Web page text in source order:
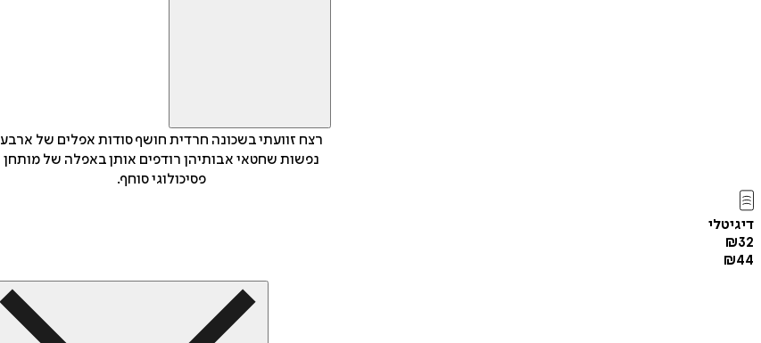
רצח זוועתי בשכונה חרדית חושף סודות אפלים של ארבע
נפשות שחטאי אבותיהן רודפים אותן באפלה של מותחן
פסיכולוגי סוחף.
דיגיטלי
₪32
₪44